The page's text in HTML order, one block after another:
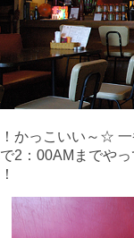
かっこいい～☆
2：00AMまでや